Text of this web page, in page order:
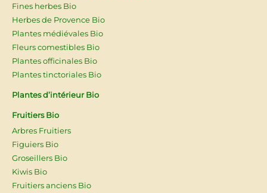
Fines herbes Bio
Herbes de Provence Bio
Plantes médiévales Bio
Fleurs comestibles Bio
Plantes officinales Bio
Plantes tinctoriales Bio
Plantes d’intérieur Bio
Fruitiers Bio
Arbres Fruitiers
Figuiers Bio
Groseillers Bio
Kiwis Bio
Fruitiers anciens Bio